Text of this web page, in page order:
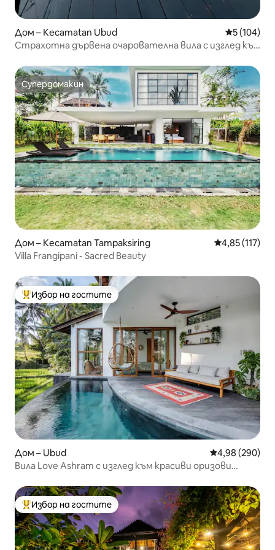
Дом – Kecamatan Ubud Средна
5 (104)
Страхотна дървена очарователна вила с изглед към
Супердомакин
Супердомакин
Дом – Kecamatan Tampaksiring Средна
4,85 (117)
Villa Frangipani - Sacred Beauty
Най-популярен избор на гостите
Избор на гостите
Дом – Ubud Средна
4,98 (290)
Вила Love Ashram с изглед към красиви оризови
Най-популярен избор на гостите
Избор на гостите